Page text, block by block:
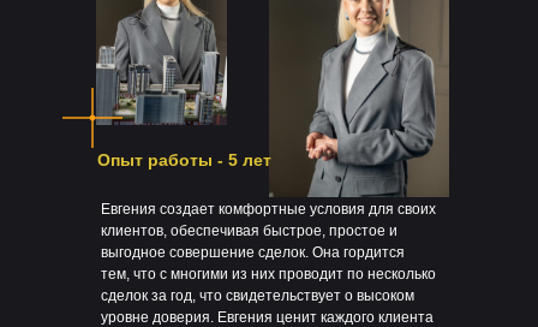
Евгения создает комфортные условия для своих
клиентов, обеспечивая быстрое, простое и
выгодное совершение сделок. Она гордится
тем, что с многими из них проводит по несколько
сделок за год, что свидетельствует о высоком
уровне доверия. Евгения ценит каждого клиента
Опыт работы - 5 лет